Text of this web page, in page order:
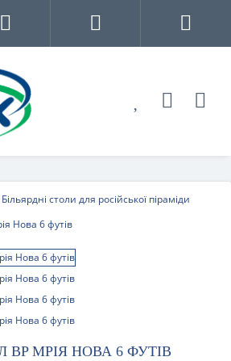
Більярдні столи для російської піраміди
BP МРІЯ НОВА 6 ФУТІВ